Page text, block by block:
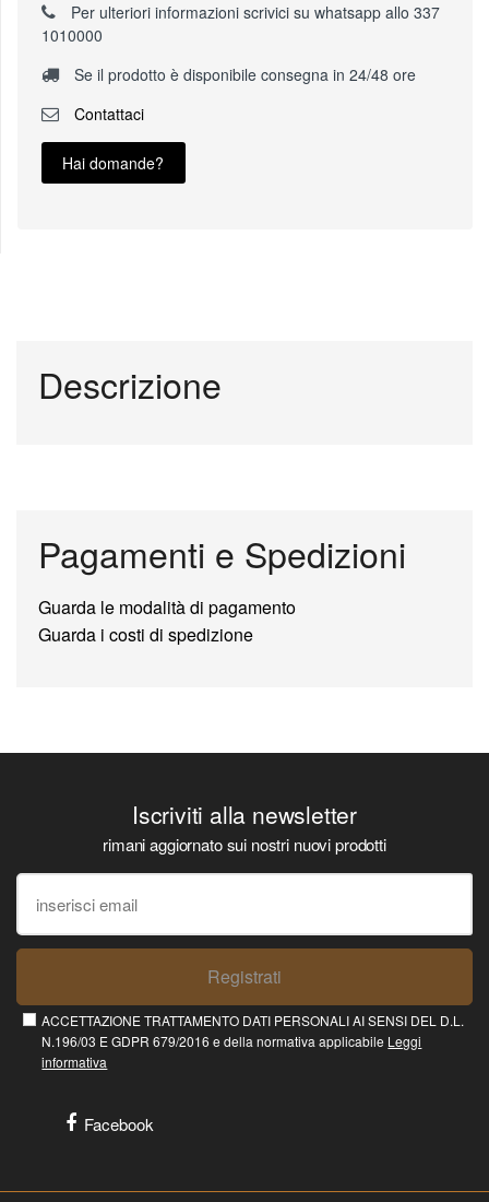
Per ulteriori informazioni scrivici su whatsapp allo 337
1010000
Se il prodotto è disponibile consegna in 24/48 ore
Contattaci
Hai domande?
Descrizione
Pagamenti e Spedizioni
Guarda le modalità di pagamento
Guarda i costi di spedizione
Iscriviti alla newsletter
rimani aggiornato sui nostri nuovi prodotti
Registrati
ACCETTAZIONE TRATTAMENTO DATI PERSONALI AI SENSI DEL D.L.
N.196/03 E GDPR 679/2016 e della normativa applicabile Leggi
informativa
Facebook